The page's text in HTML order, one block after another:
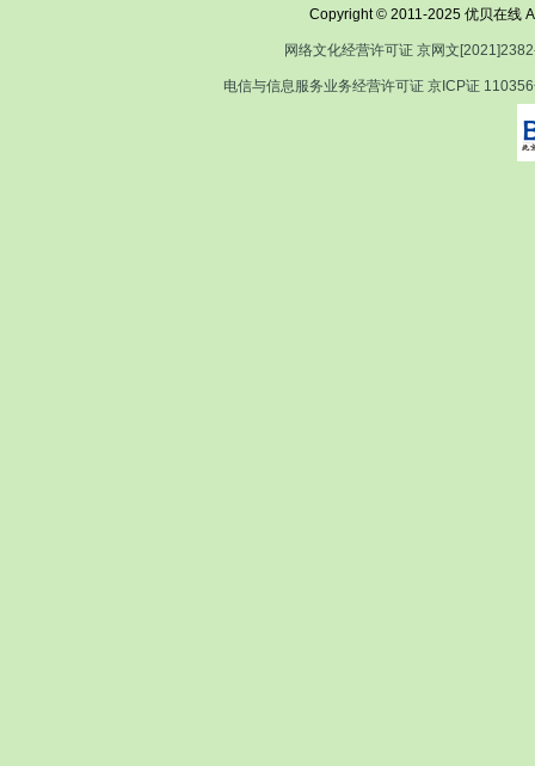
Copyright © 2011-2025 优贝在线
网络文化经营许可证 京网文
电信与信息服务业务经营许可证 京ICP证